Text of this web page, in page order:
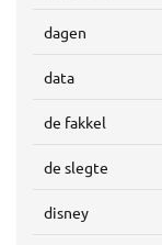
dagen
data
de fakkel
de slegte
disney